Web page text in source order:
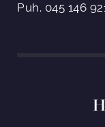
Puh. 045 146